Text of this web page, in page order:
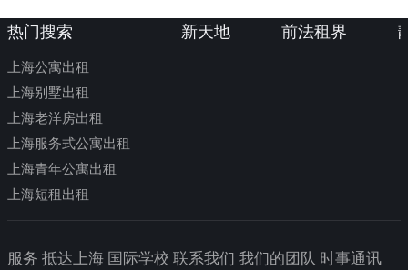
热门搜索
上海公寓出租
上海别墅出租
上海老洋房出租
上海服务式公寓出租
上海青年公寓出租
上海短租出租
新天地 前法租界
服务 抵达上海 国际学校 联系我们 我们的团队 时事通讯